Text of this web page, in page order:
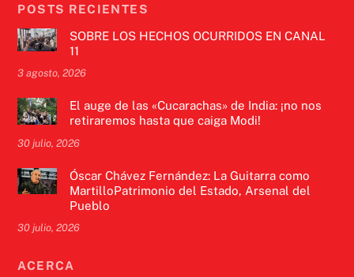
POSTS RECIENTES
SOBRE LOS HECHOS OCURRIDOS EN CANAL
11
3 agosto, 2026
El auge de las «Cucarachas» de India: ¡no nos
retiraremos hasta que caiga Modi!
30 julio, 2026
Óscar Chávez Fernández: La Guitarra como
MartilloPatrimonio del Estado, Arsenal del
Pueblo
30 julio, 2026
ACERCA